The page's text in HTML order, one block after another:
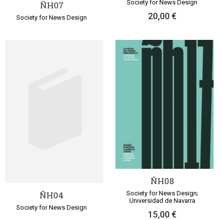
ÑH07
Society for News Design
Society for News Design
20,00 €
ÑH04
Society for News Design
ÑH08
Society for News Design;
Universidad de Navarra
15,00 €